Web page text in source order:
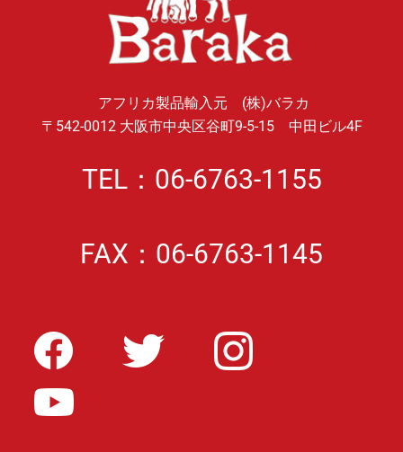
アフリカ製品輸入元 (株)バラカ
〒542-0012 大阪市中央区谷町9-5-15 中田ビル4F
TEL：06-6763-1155
FAX：06-6763-1145